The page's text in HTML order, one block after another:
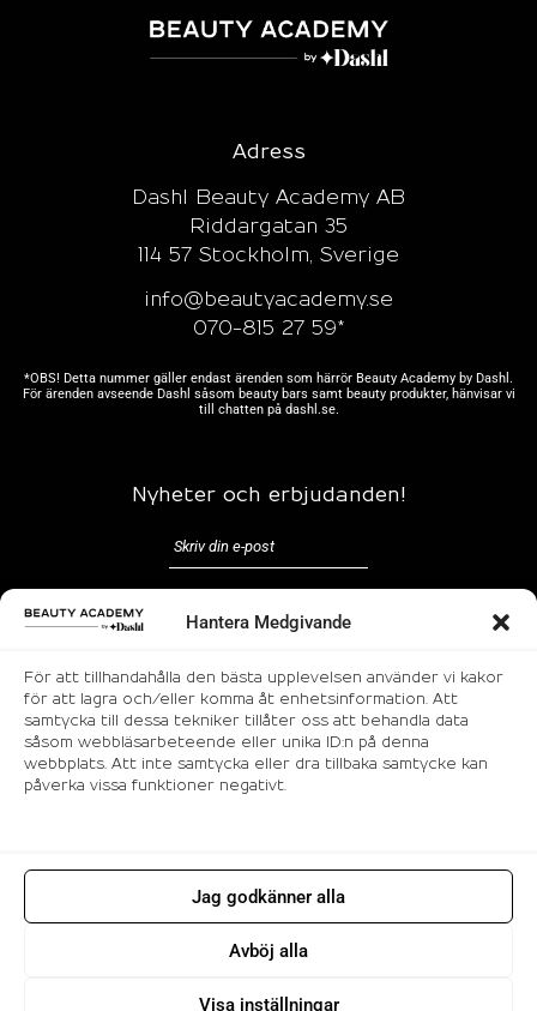
Hantera Medgivande
För att tillhandahålla den bästa upplevelsen använder vi kakor
för att lagra och/eller komma åt enhetsinformation. Att
samtycka till dessa tekniker tillåter oss att behandla data
såsom webbläsarbeteende eller unika ID:n på denna
webbplats. Att inte samtycka eller dra tillbaka samtycke kan
påverka vissa funktioner negativt.
Jag godkänner alla
Avböj alla
Visa inställningar
Adress
Dashl Beauty Academy AB
Riddargatan 35
114 57 Stockholm, Sverige
info@beautyacademy.se
070-815 27 59*
*OBS! Detta nummer gäller endast ärenden som härrör Beauty Academy by Dashl.
För ärenden avseende Dashl såsom beauty bars samt beauty produkter, hänvisar vi
till chatten på dashl.se.
Nyheter och erbjudanden!
Följ oss
© 2026 Makeup utbildning i Stockholm |
Beauty Academy. All rights reserved.